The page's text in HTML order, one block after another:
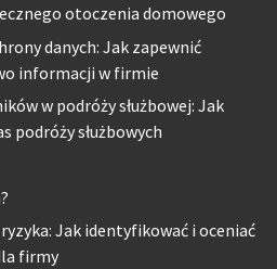
otoczenia domowego
danych: Jak zapewnić
informacji w firmie
w podróży służbowej: Jak
podróży służbowych
Jak identyfikować i oceniać
firmy